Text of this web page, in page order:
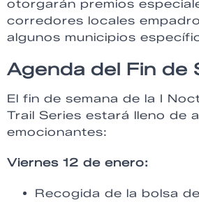
otorgarán premios
corredores locales
algunos municipios
Agenda del Fin de
El fin de semana de la I
Trail Series estará lleno de
emocionantes:
Viernes 12 de enero:
Recogida de la bolsa